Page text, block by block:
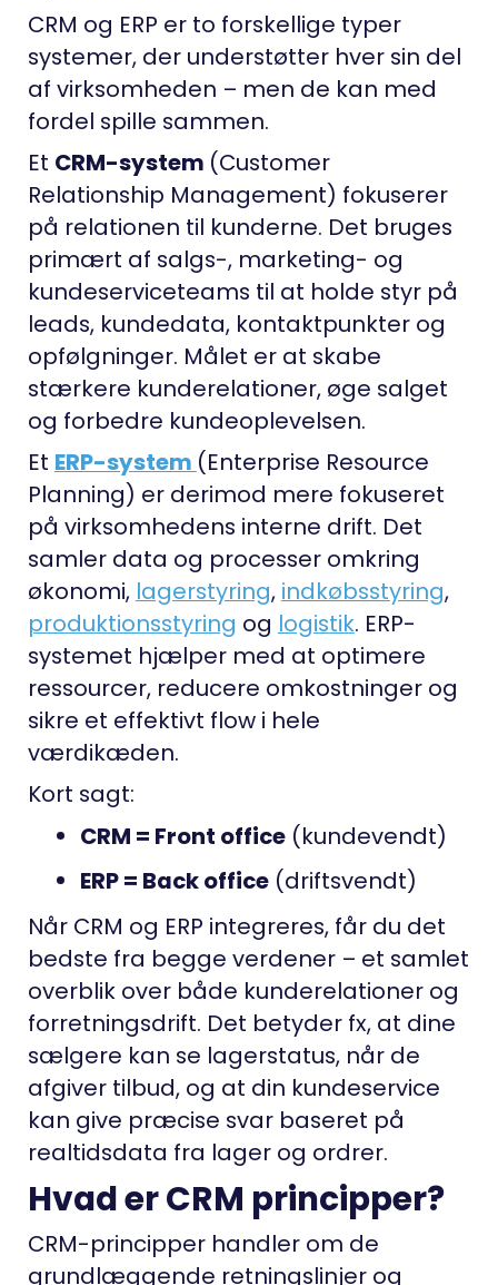
CRM og ERP er to forskellige typer
systemer, der understøtter hver sin del
af virksomheden – men de kan med
fordel spille sammen.
Et CRM-system (Customer
Relationship Management) fokuserer
på relationen til kunderne. Det bruges
primært af salgs-, marketing- og
kundeserviceteams til at holde styr på
leads, kundedata, kontaktpunkter og
opfølgninger. Målet er at skabe
stærkere kunderelationer, øge salget
og forbedre kundeoplevelsen.
Et ERP-system (Enterprise Resource
Planning) er derimod mere fokuseret
på virksomhedens interne drift. Det
samler data og processer omkring
økonomi, lagerstyring, indkøbsstyring,
produktionsstyring og logistik. ERP-
systemet hjælper med at optimere
ressourcer, reducere omkostninger og
sikre et effektivt flow i hele
værdikæden.
Kort sagt:
CRM = Front office(kundevendt)
ERP = Back office(driftsvendt)
Når CRM og ERP integreres, får du det
bedste fra begge verdener – et samlet
overblik over både kunderelationer og
forretningsdrift. Det betyder fx, at dine
sælgere kan se lagerstatus, når de
afgiver tilbud, og at din kundeservice
kan give præcise svar baseret på
realtidsdata fra lager og ordrer.
Hvad er CRM principper?
CRM-principper handler om de
grundlæggende retningslinjer og